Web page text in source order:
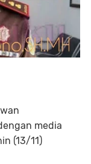
media
(13/11)